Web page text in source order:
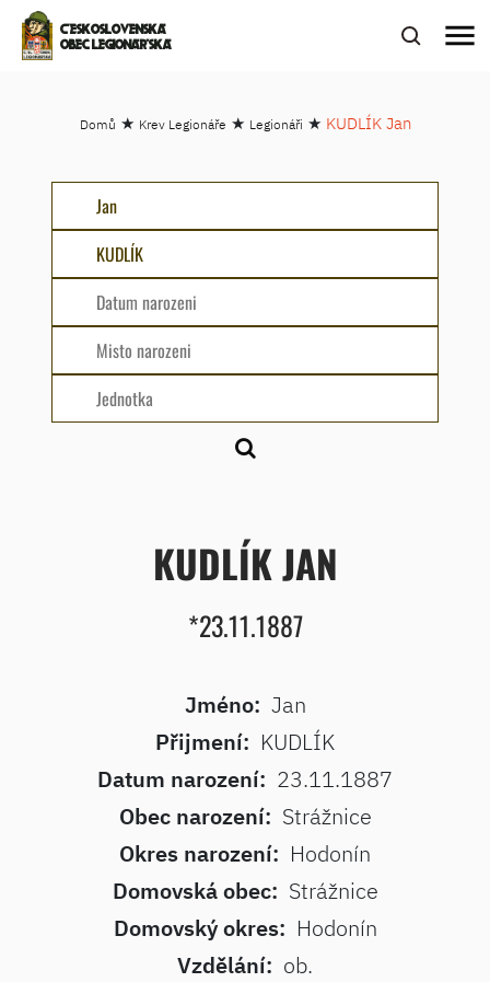
ČESKOSLOVENSKÁ
OBEC LEGIONÁŘSKÁ
menu
Domů ★ Krev Legionáře ★ Legionáři ★ KUDLÍK Jan
KUDLÍK JAN
*23.11.1887
Jméno: Jan
Přijmení: KUDLÍK
Datum narození: 23.11.1887
Obec narození: Strážnice
Okres narození: Hodonín
Domovská obec: Strážnice
Domovský okres: Hodonín
Vzdělání: ob.